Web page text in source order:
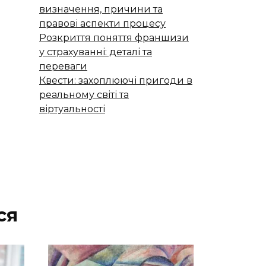
визначення, причини та
правові аспекти процесу
Розкриття поняття франшизи
у страхуванні: деталі та
переваги
Квести: захоплюючі пригоди в
реальному світі та
віртуальності